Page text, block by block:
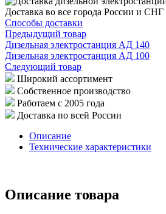
Доставка во все города России и СНГ
Способы доставки
Предыдущий товар
Дизельная электростанция АД 140
Дизельная электростанция АД 100
Следующий товар
Широкий ассортимент
Собственное производство
Работаем с 2005 года
Доставка по всей России
Описание
Технические характеристики
Описание товара